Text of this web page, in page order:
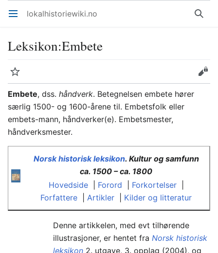
Åpne hovedmenyen lokalhistoriewiki.no Søk
Leksikon:Embete
Overvåk
Rediger
Embete, dss. håndverk. Betegnelsen embete hører
særlig 1500- og 1600-årene til. Embetsfolk eller
embets-mann, håndverker(e). Embetsmester,
håndverksmester.
Norsk historisk leksikon. Kultur og samfunn
ca. 1500 – ca. 1800
Hovedside| Forord Forkortelser|
Forfattere
Artikler Kilder og litteratur
Denne artikkelen, med evt tilhørende
illustrasjoner, er hentet fra Norsk historisk
leksikon 2. utgave, 3. opplag (2004), og